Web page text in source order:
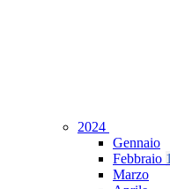
2024
Gennaio
Febbraio 1
Marzo